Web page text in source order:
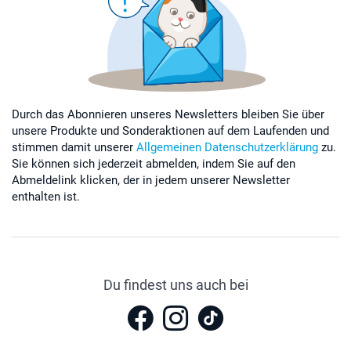
Durch das Abonnieren unseres Newsletters bleiben Sie über
unsere Produkte und Sonderaktionen auf dem Laufenden und
stimmen damit unserer Allgemeinen Datenschutzerklärung zu.
Sie können sich jederzeit abmelden, indem Sie auf den
Abmeldelink klicken, der in jedem unserer Newsletter
enthalten ist.
Du findest uns auch bei